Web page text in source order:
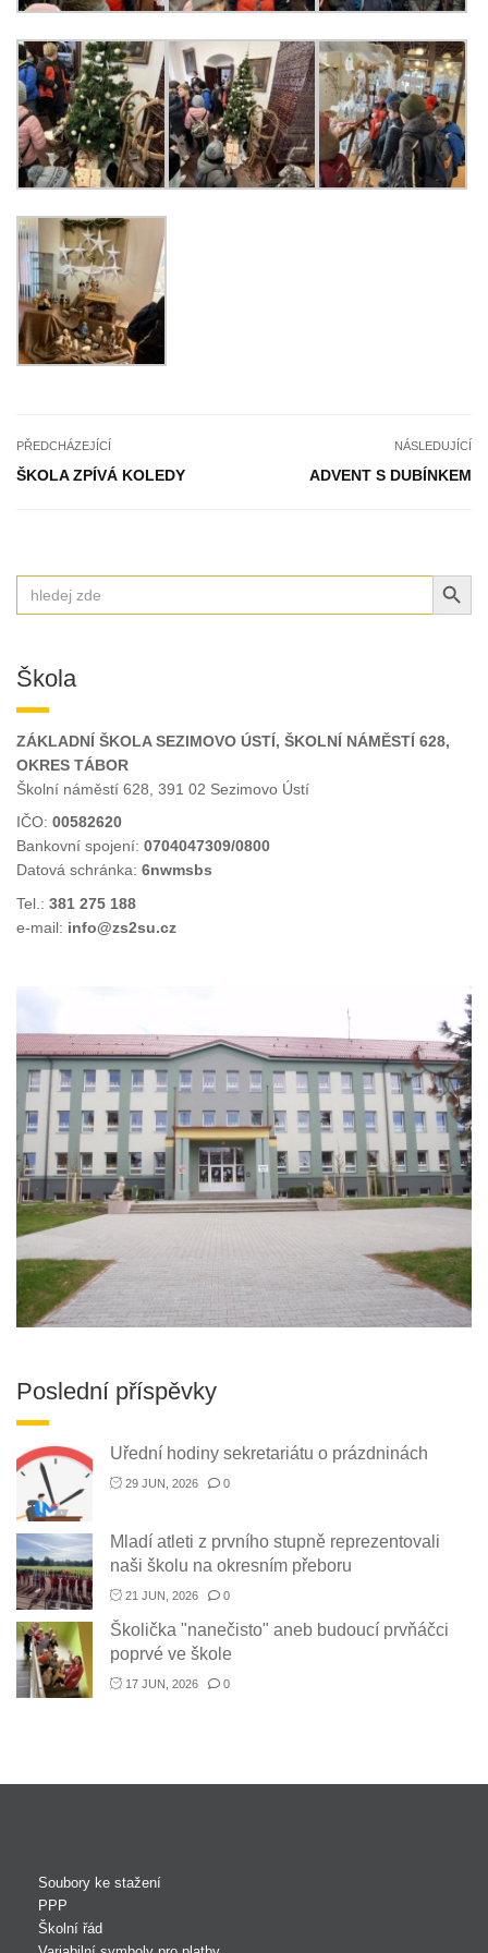
PŘEDCHÁZEJÍCÍ
ŠKOLA ZPÍVÁ KOLEDY
NÁSLEDUJÍCÍ
ADVENT S DUBÍNKEM
Search
for:
SEARCH
Škola
ZÁKLADNÍ ŠKOLA SEZIMOVO ÚSTÍ, ŠKOLNÍ NÁMĚSTÍ 628,
OKRES TÁBOR
Školní náměstí 628, 391 02 Sezimovo Ústí
IČO: 00582620
Bankovní spojení: 0704047309/0800
Datová schránka: 6nwmsbs
Tel.: 381 275 188
e-mail: info@zs2su.cz
Poslední příspěvky
Uřední hodiny sekretariátu o prázdninách
29 JUN, 2026 0
Mladí atleti z prvního stupně reprezentovali
naši školu na okresním přeboru
21 JUN, 2026 0
Školička "nanečisto" aneb budoucí prvňáčci
poprvé ve škole
17 JUN, 2026 0
Soubory ke stažení
PPP
Školní řád